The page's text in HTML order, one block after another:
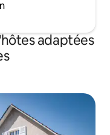
adaptées